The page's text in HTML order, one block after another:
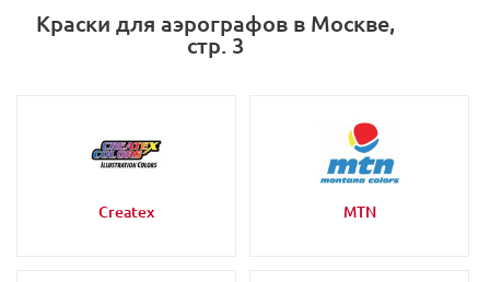
Краски для аэрографов в Москве,
стр. 3
Createx MTN